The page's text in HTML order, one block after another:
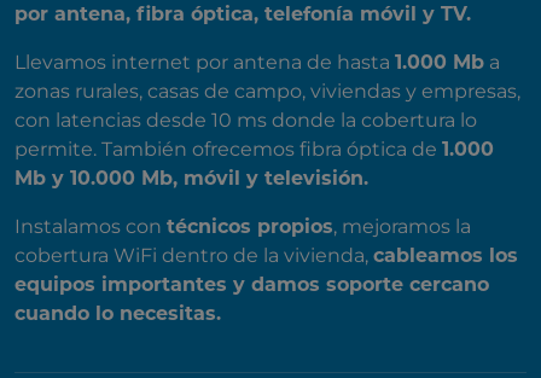
por antena, fibra óptica, telefonía móvil y TV.
Llevamos internet por antena de hasta 1.000 Mb a
zonas rurales, casas de campo, viviendas y empresas,
con latencias desde 10 ms donde la cobertura lo
permite. También ofrecemos fibra óptica de 1.000
Mb y 10.000 Mb, móvil y televisión.
Instalamos con técnicos propios, mejoramos la
cobertura WiFi dentro de la vivienda, cableamos los
equipos importantes y damos soporte cercano
cuando lo necesitas.